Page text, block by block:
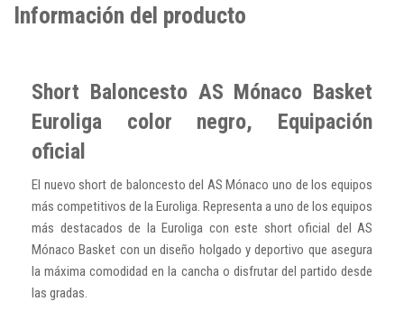
Información del producto
Short Baloncesto AS Mónaco Basket
Euroliga color negro, Equipación
oficial
El nuevo short de baloncesto del AS Mónaco uno de los equipos
más competitivos de la Euroliga. Representa a uno de los equipos
más destacados de la Euroliga con este short oficial del AS
Mónaco Basket con un diseño holgado y deportivo que asegura
la máxima comodidad en la cancha o disfrutar del partido desde
las gradas.